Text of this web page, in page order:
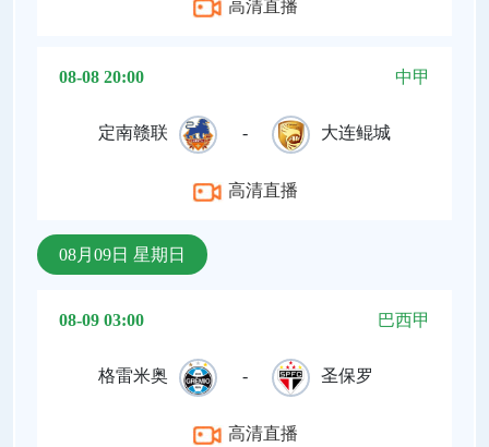
高清直播
08-08 20:00 中甲
定南赣联 - 大连鲲城
高清直播
08月09日 星期日
08-09 03:00 巴西甲
格雷米奥 - 圣保罗
高清直播